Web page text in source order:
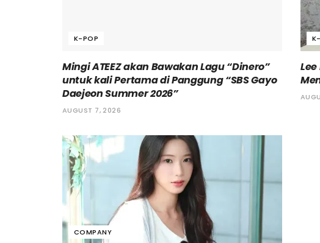
K-POP
Mingi ATEEZ akan Bawakan Lagu “Dinero”
untuk kali Pertama di Panggung “SBS Gayo
Daejeon Summer 2026”
AUGUST 7, 2026
COMPANY